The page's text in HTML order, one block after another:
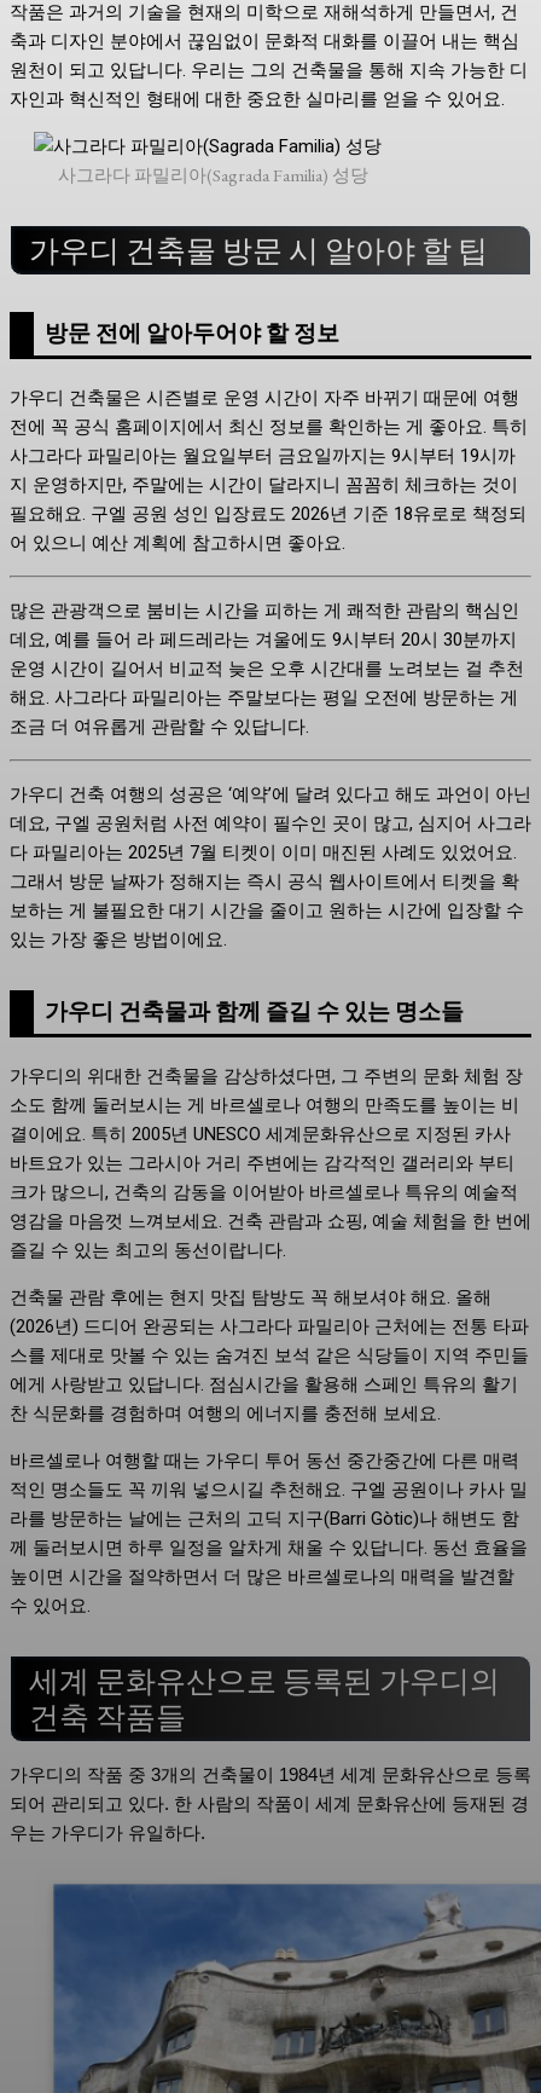
작품은 과거의 기술을 현재의 미학으로 재해석하게 만들면서, 건
축과 디자인 분야에서 끊임없이 문화적 대화를 이끌어 내는 핵심
원천이 되고 있답니다. 우리는 그의 건축물을 통해 지속 가능한 디
자인과 혁신적인 형태에 대한 중요한 실마리를 얻을 수 있어요.
사그라다 파밀리아(Sagrada Familia) 성당
가우디 건축물 방문 시 알아야 할 팁
방문 전에 알아두어야 할 정보
가우디 건축물은 시즌별로 운영 시간이 자주 바뀌기 때문에 여행
전에 꼭 공식 홈페이지에서 최신 정보를 확인하는 게 좋아요. 특히
사그라다 파밀리아는 월요일부터 금요일까지는 9시부터 19시까
지 운영하지만, 주말에는 시간이 달라지니 꼼꼼히 체크하는 것이
필요해요. 구엘 공원 성인 입장료도 2026년 기준 18유로로 책정되
어 있으니 예산 계획에 참고하시면 좋아요.
많은 관광객으로 붐비는 시간을 피하는 게 쾌적한 관람의 핵심인
데요, 예를 들어 라 페드레라는 겨울에도 9시부터 20시 30분까지
운영 시간이 길어서 비교적 늦은 오후 시간대를 노려보는 걸 추천
해요. 사그라다 파밀리아는 주말보다는 평일 오전에 방문하는 게
조금 더 여유롭게 관람할 수 있답니다.
가우디 건축 여행의 성공은 ‘예약’에 달려 있다고 해도 과언이 아닌
데요, 구엘 공원처럼 사전 예약이 필수인 곳이 많고, 심지어 사그라
다 파밀리아는 2025년 7월 티켓이 이미 매진된 사례도 있었어요.
그래서 방문 날짜가 정해지는 즉시 공식 웹사이트에서 티켓을 확
보하는 게 불필요한 대기 시간을 줄이고 원하는 시간에 입장할 수
있는 가장 좋은 방법이에요.
가우디 건축물과 함께 즐길 수 있는 명소들
가우디의 위대한 건축물을 감상하셨다면, 그 주변의 문화 체험 장
소도 함께 둘러보시는 게 바르셀로나 여행의 만족도를 높이는 비
결이에요. 특히 2005년 UNESCO 세계문화유산으로 지정된 카사
바트요가 있는 그라시아 거리 주변에는 감각적인 갤러리와 부티
크가 많으니, 건축의 감동을 이어받아 바르셀로나 특유의 예술적
영감을 마음껏 느껴보세요. 건축 관람과 쇼핑, 예술 체험을 한 번에
즐길 수 있는 최고의 동선이랍니다.
건축물 관람 후에는 현지 맛집 탐방도 꼭 해보셔야 해요. 올해
(2026년) 드디어 완공되는 사그라다 파밀리아 근처에는 전통 타파
스를 제대로 맛볼 수 있는 숨겨진 보석 같은 식당들이 지역 주민들
에게 사랑받고 있답니다. 점심시간을 활용해 스페인 특유의 활기
찬 식문화를 경험하며 여행의 에너지를 충전해 보세요.
바르셀로나 여행할 때는 가우디 투어 동선 중간중간에 다른 매력
적인 명소들도 꼭 끼워 넣으시길 추천해요. 구엘 공원이나 카사 밀
라를 방문하는 날에는 근처의 고딕 지구(Barri Gòtic)나 해변도 함
께 둘러보시면 하루 일정을 알차게 채울 수 있답니다. 동선 효율을
높이면 시간을 절약하면서 더 많은 바르셀로나의 매력을 발견할
수 있어요.
세계 문화유산으로 등록된 가우디의
건축 작품들
가우디의 작품 중 3개의 건축물이 1984년 세계 문화유산으로 등록
되어 관리되고 있다. 한 사람의 작품이 세계 문화유산에 등재된 경
우는 가우디가 유일하다.